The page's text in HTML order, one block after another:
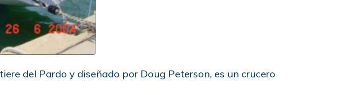
del Pardo y diseñado por Doug Peterson, es un crucero